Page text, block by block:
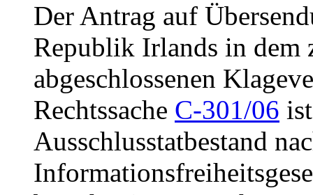
Der Antrag auf
Republik Irlands in dem
abgeschlossenen
Rechtssache C-301/06
Ausschlusstatbestand